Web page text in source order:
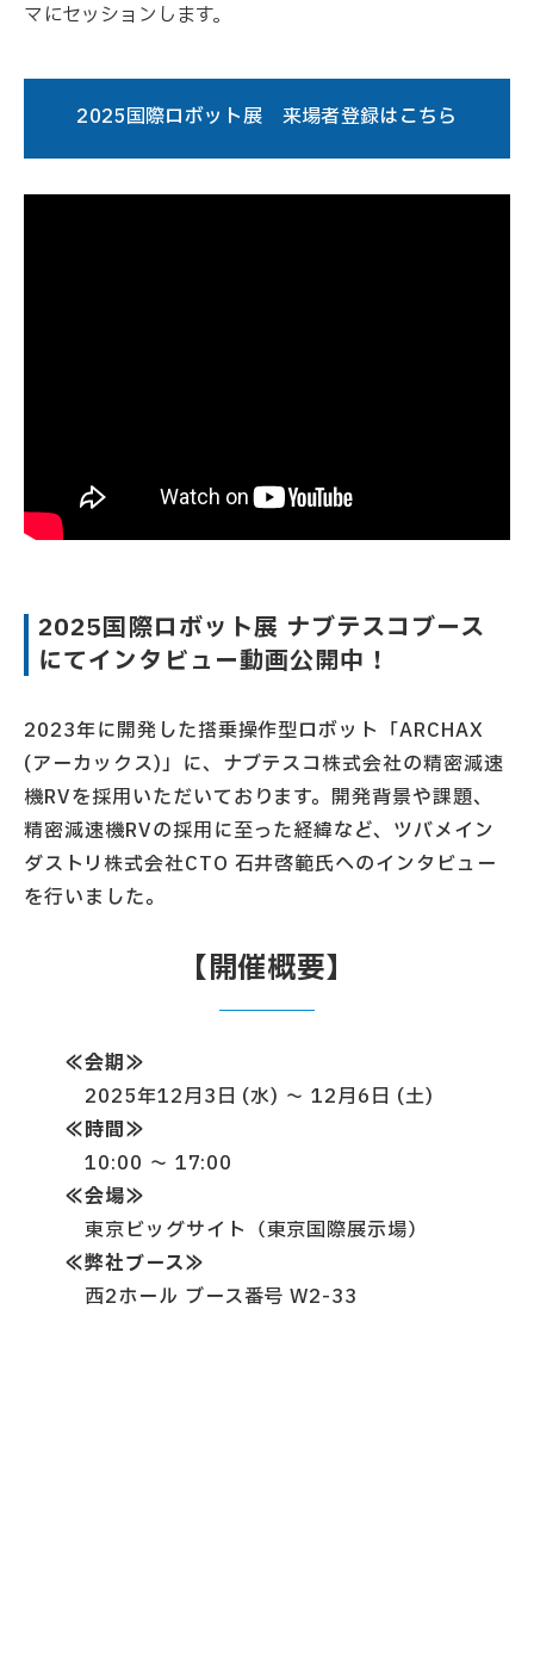
マにセッションします。
2025国際ロボット展 来場者登録はこちら
2025国際ロボット展 ナブテスコブース
にてインタビュー動画公開中！
2023年に開発した搭乗操作型ロボット「ARCHAX
(アーカックス)」に、ナブテスコ株式会社の精密減速
機RVを採用いただいております。開発背景や課題、
精密減速機RVの採用に至った経緯など、ツバメイン
ダストリ株式会社CTO ⽯井啓範⽒へのインタビュー
を行いました。
【開催概要】
≪会期≫
2025年12月3日 (水) ～ 12月6日 (土)
≪時間≫
10:00 ～ 17:00
≪会場≫
東京ビッグサイト（東京国際展示場）
≪弊社ブース≫
西2ホール ブース番号 W2-33